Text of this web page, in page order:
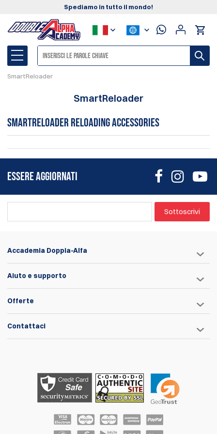
Spediamo in tutto il mondo!
SmartReloader
SmartReloader
SmartReloader Reloading Accessories
ESSERE AGGIORNATI
Sottoscrivi
Accademia Doppia-Alfa
Aiuto e supporto
Offerte
Contattaci